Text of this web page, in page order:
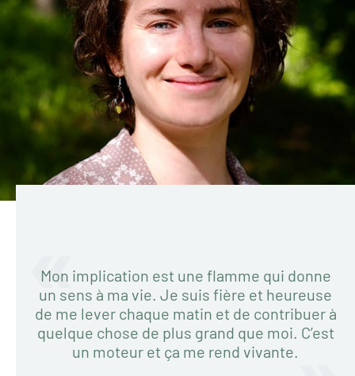
Mon implication est une flamme qui donne
un sens à ma vie. Je suis fière et heureuse
de me lever chaque matin et de contribuer à
quelque chose de plus grand que moi. C’est
un moteur et ça me rend vivante.